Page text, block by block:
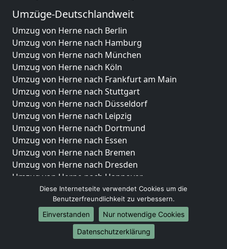
Umzüge-Deutschlandweit
Umzug von Herne nach Berlin
Umzug von Herne nach Hamburg
Umzug von Herne nach München
Umzug von Herne nach Köln
Umzug von Herne nach Frankfurt am Main
Umzug von Herne nach Stuttgart
Umzug von Herne nach Düsseldorf
Umzug von Herne nach Leipzig
Umzug von Herne nach Dortmund
Umzug von Herne nach Essen
Umzug von Herne nach Bremen
Umzug von Herne nach Dresden
Umzug von Herne nach Hannover
Umzug von Herne nach Nürnberg
Umzug von Herne nach Duisburg
Umzug von Herne nach Bochum
Umzug von Herne nach Wuppertal
Umzug von Herne nach Bielefeld
Diese Internetseite verwendet Cookies um die
Benutzerfreundlichkeit zu verbessern.
Einverstanden
Nur notwendige Cookies
Datenschutzerklärung